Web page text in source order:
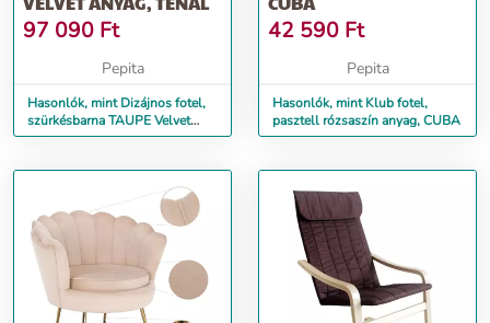
97 090 Ft
Pepita
Hasonlók, mint Dizájnos fotel,
szürkésbarna TAUPE Velvet
anyag, TENAL
42 590 Ft
Pepita
Hasonlók, mint Klub fotel,
pasztell rózsaszín anyag, CUBA